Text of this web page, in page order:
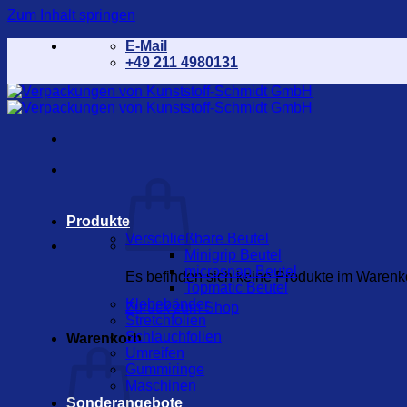
Zum Inhalt springen
E-Mail
+49 211 4980131
Es befinden sich keine Produkte im
Zurück zum Shop
Warenkorb
Produkte
Verschließbare Beutel
Minigrip Beutel
microsnap Beutel
Topmatic Beutel
Klebebänder
Stretchfolien
Schlauchfolien
Umreifen
Gummiringe
Maschinen
Sonderangebote